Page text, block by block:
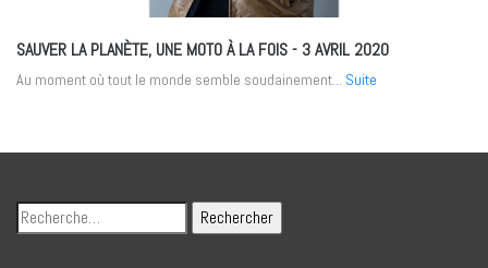
SAUVER LA PLANÈTE, UNE MOTO À LA FOIS- 3 AVRIL 2020
Au moment où tout le monde semble soudainement... Suite